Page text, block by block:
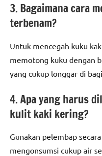
3. Bagaimana cara
terbenam?
Untuk mencegah kuku
memotong kuku dengan
yang cukup longgar di
4. Apa yang harus
kulit kaki kering?
Gunakan pelembap
mengonsumsi cukup air